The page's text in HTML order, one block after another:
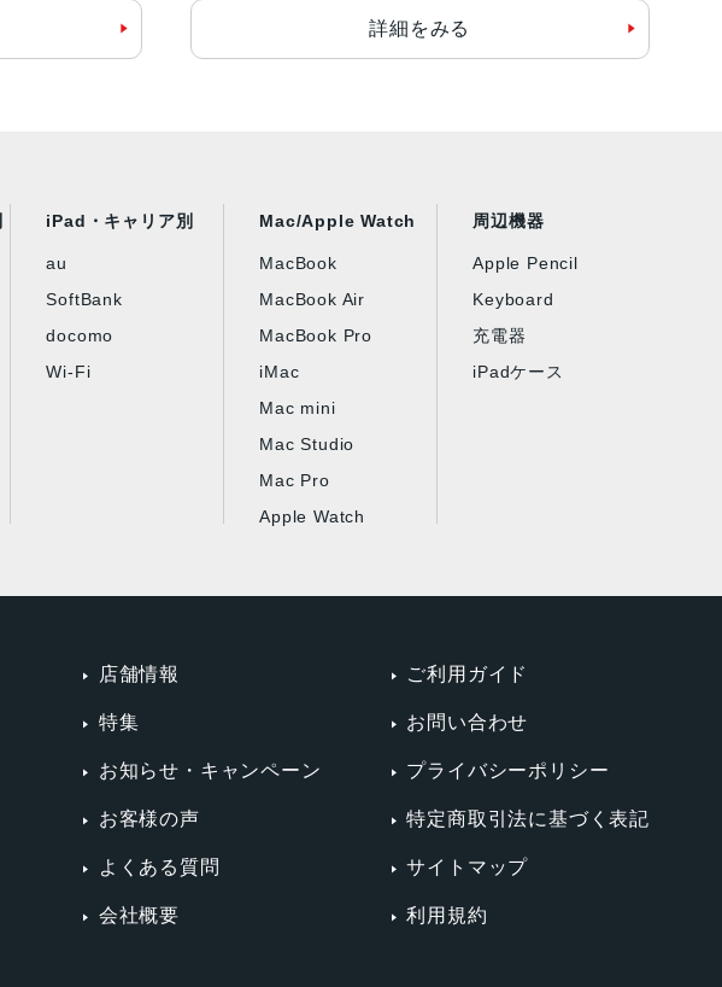
詳細をみる
iPad・キャリア別
au
SoftBank
docomo
Wi-Fi
Mac/Apple Watch
MacBook
MacBook Air
MacBook Pro
iMac
Mac mini
Mac Studio
Mac Pro
Apple Watch
周辺機器
Apple Pencil
Keyboard
充電器
iPadケース
店舗情報
特集
お知らせ・キャンペーン
お客様の声
よくある質問
会社概要
ご利用ガイド
お問い合わせ
プライバシーポリシー
特定商取引法に基づく表記
サイトマップ
利用規約